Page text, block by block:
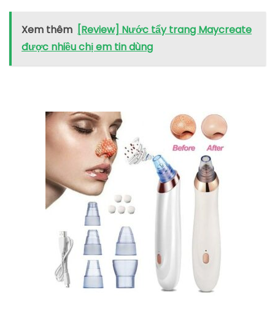
Xem thêm [Review] Nước tẩy trang Maycreate
được nhiều chị em tin dùng